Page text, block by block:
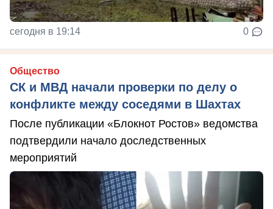
сегодня в 19:14 0
Общество
СК и МВД начали проверки по делу о
конфликте между соседями в Шахтах
После публикации «Блокнот Ростов» ведомства
подтвердили начало доследственных
мероприятий